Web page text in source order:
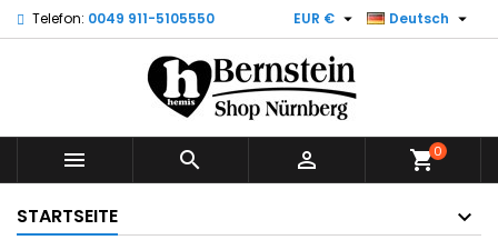
Telefon: 0049 911-5105550 Deutsch 
EUR € 
   shopping_cart0
STARTSEITE